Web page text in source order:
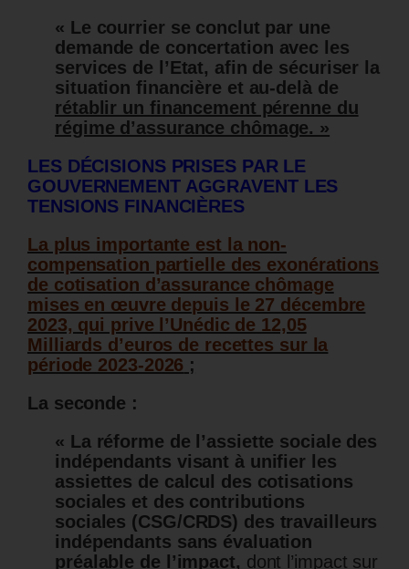
« Le courrier se conclut par une
demande de concertation avec les
services de l’Etat, afin de sécuriser la
situation financière et au-delà de
rétablir un financement pérenne du
régime d’assurance chômage. »
LES DÉCISIONS PRISES PAR LE
GOUVERNEMENT AGGRAVENT LES
TENSIONS FINANCIÈRES
La plus importante est la non-
compensation partielle des exonérations
de cotisation d’assurance chômage
mises en œuvre depuis le 27 décembre
2023, qui prive l’Unédic de 12,05
Milliards d’euros de recettes sur la
période 2023-2026 ;
La seconde :
« La réforme de l’assiette sociale des
indépendants visant à unifier les
assiettes de calcul des cotisations
sociales et des contributions
sociales (CSG/CRDS) des travailleurs
indépendants sans évaluation
préalable de l’impact, dont l’impact sur